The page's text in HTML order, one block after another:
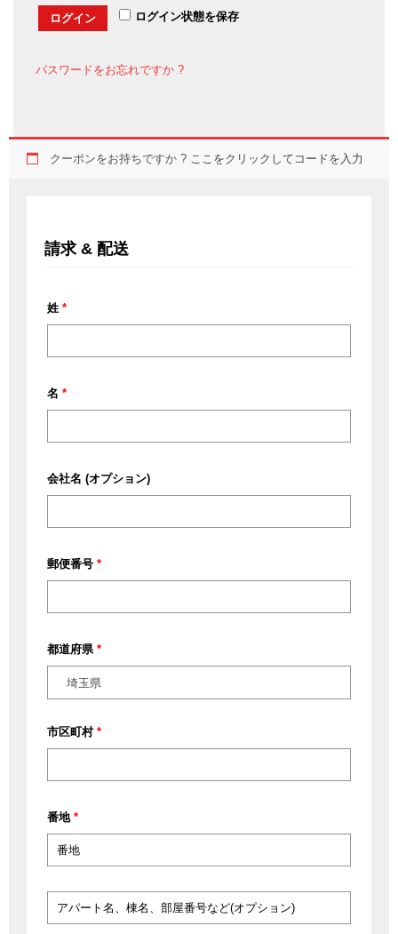
ログイン状態を保存
ログイン
パスワードをお忘れですか ?
クーポンをお持ちですか ? ここをクリックしてコードを入力
請求 & 配送
姓 *
名 *
会社名 (オプション)
郵便番号 *
都道府県 *
埼玉県
市区町村 *
番地 *
パ